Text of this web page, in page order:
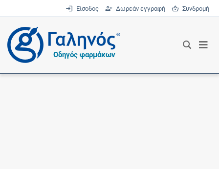
Είσοδος Δωρεάν εγγραφή Συνδρομή
®
Οδηγός φαρμάκων